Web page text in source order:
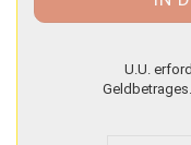
U.U.